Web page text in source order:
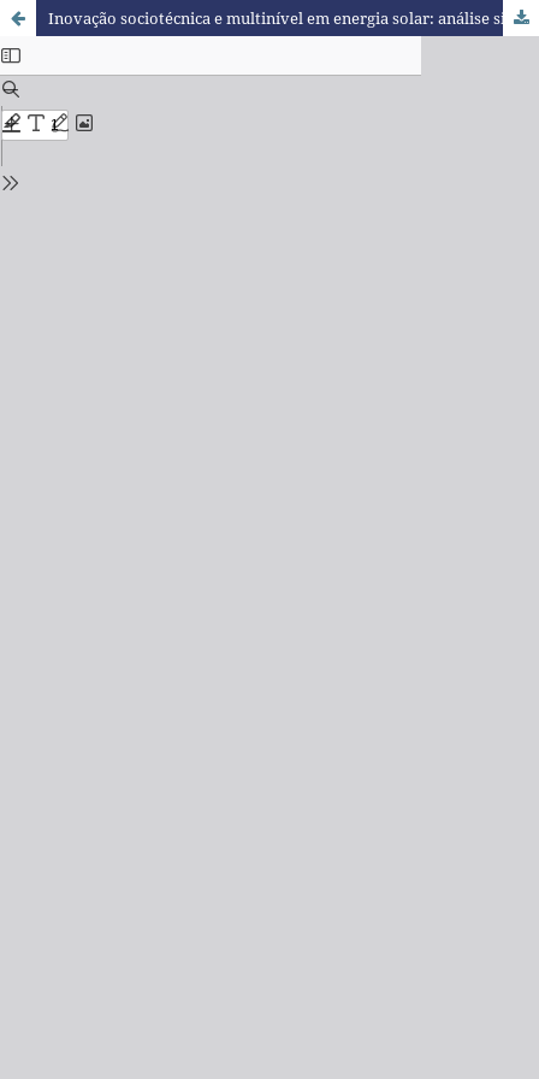
Inovação sociotécnica e multinível em energia solar: análise sistemática da literatura